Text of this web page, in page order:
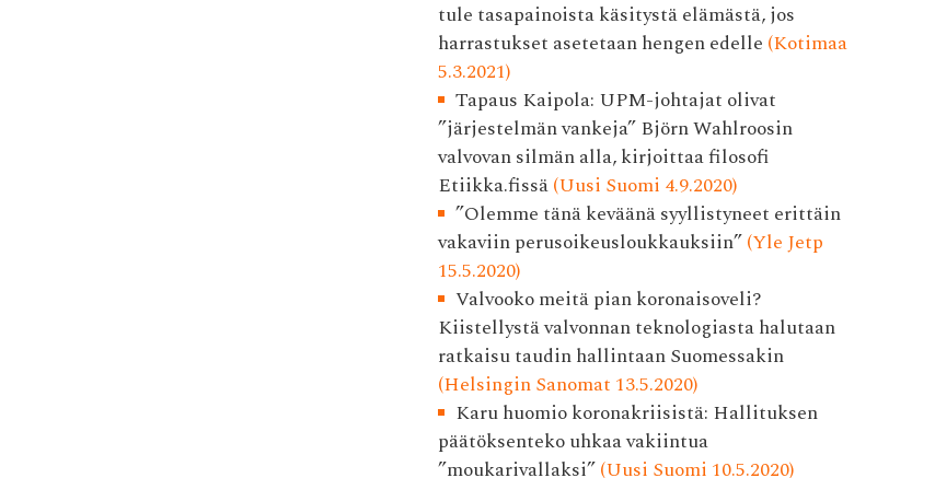
tule tasapainoista käsitystä elämästä, jos
harrastukset asetetaan hengen edelle (Kotimaa
5.3.2021)
Tapaus Kaipola: UPM-johtajat olivat
”järjestelmän vankeja” Björn Wahlroosin
valvovan silmän alla, kirjoittaa filosofi
Etiikka.fissä(Uusi Suomi 4.9.2020)
”Olemme tänä keväänä syyllistyneet erittäin
vakaviin perusoikeusloukkauksiin”(Yle Jetp
15.5.2020)
Valvooko meitä pian korona­isoveli?
Kiistellystä valvonnan teknologiasta halutaan
ratkaisu taudin hallintaan Suomessakin
(Helsingin Sanomat 13.5.2020)
Karu huomio koronakriisistä: Hallituksen
päätöksenteko uhkaa vakiintua
”moukarivallaksi”(Uusi Suomi 10.5.2020)